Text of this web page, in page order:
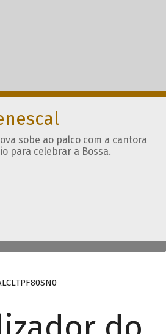
sobe ao palco com a cantora
para celebrar a Bossa.